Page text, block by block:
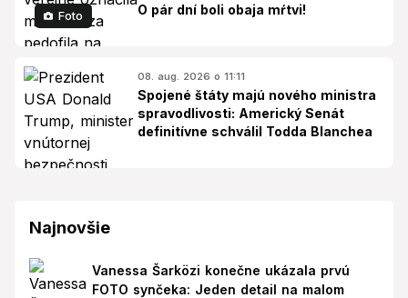
Foto
O pár dní boli obaja mŕtvi!
08. aug. 2026 o 11:11
Spojené štáty majú nového ministra
spravodlivosti: Americký Senát
definitívne schválil Todda Blanchea
Najnovšie
Vanessa Šarközi konečne ukázala prvú
FOTO synčeka: Jeden detail na malom